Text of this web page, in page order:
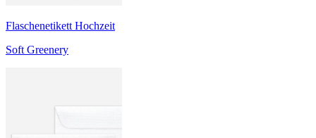
Flaschenetikett Hochzeit
Soft Greenery